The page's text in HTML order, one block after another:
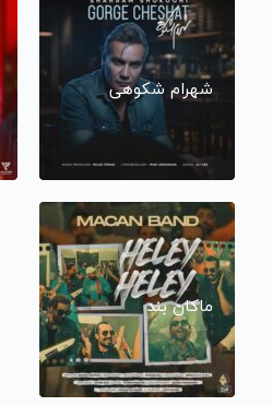
شهرام شکوهی
ماکان بند